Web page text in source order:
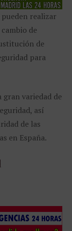
pueden realizar
de
de
para
variedad de
así
de las
en España.